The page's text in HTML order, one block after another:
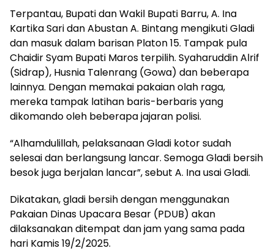
Terpantau, Bupati dan Wakil Bupati Barru, A. Ina
Kartika Sari dan Abustan A. Bintang mengikuti Gladi
dan masuk dalam barisan Platon 15. Tampak pula
Chaidir Syam Bupati Maros terpilih. Syaharuddin Alrif
(Sidrap), Husnia Talenrang (Gowa) dan beberapa
lainnya. Dengan memakai pakaian olah raga,
mereka tampak latihan baris-berbaris yang
dikomando oleh beberapa jajaran polisi.
“Alhamdulillah, pelaksanaan Gladi kotor sudah
selesai dan berlangsung lancar. Semoga Gladi bersih
besok juga berjalan lancar”, sebut A. Ina usai Gladi.
Dikatakan, gladi bersih dengan menggunakan
Pakaian Dinas Upacara Besar (PDUB) akan
dilaksanakan ditempat dan jam yang sama pada
hari Kamis 19/2/2025.